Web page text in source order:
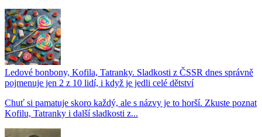
Ledové bonbony, Kofila, Tatranky. Sladkosti z ČSSR dnes správně
pojmenuje jen 2 z 10 lidí, i když je jedli celé dětství
Chuť si pamatuje skoro každý, ale s názvy je to horší. Zkuste poznat
Kofilu, Tatranky i další sladkosti z...